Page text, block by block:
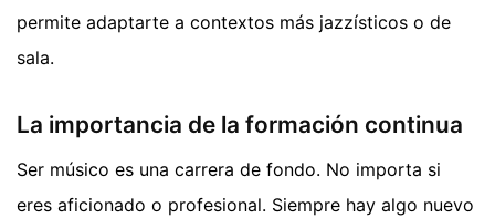
permite adaptarte a contextos más jazzísticos o de
sala.
La importancia de la formación continua
Ser músico es una carrera de fondo. No importa si
eres aficionado o profesional. Siempre hay algo nuevo